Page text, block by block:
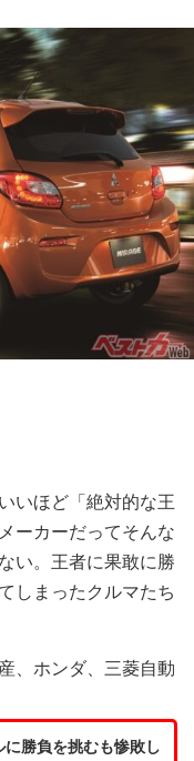
いほど「絶対的な王
ーカーだってそんな
い。王者に果敢に勝
しまったクルマたち
、ホンダ、三菱自動
に勝負を挑むも惨敗し